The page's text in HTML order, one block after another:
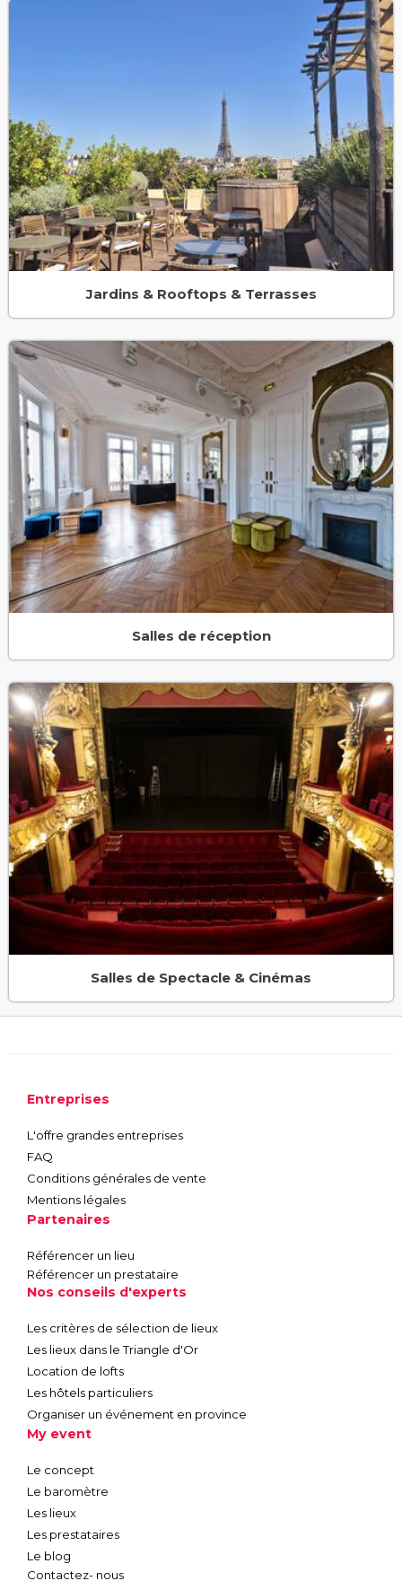
Jardins & Rooftops & Terrasses
Salles de réception
Salles de Spectacle & Cinémas
Entreprises
L'offre grandes entreprises
FAQ
Conditions générales de vente
Mentions légales
Partenaires
Référencer un lieu
Référencer un prestataire
Nos conseils d'experts
Les critères de sélection de lieux
Les lieux dans le Triangle d'Or
Location de lofts
Les hôtels particuliers
Organiser un événement en province
My event
Le concept
Le baromètre
Les lieux
Les prestataires
Le blog
Contactez- nous